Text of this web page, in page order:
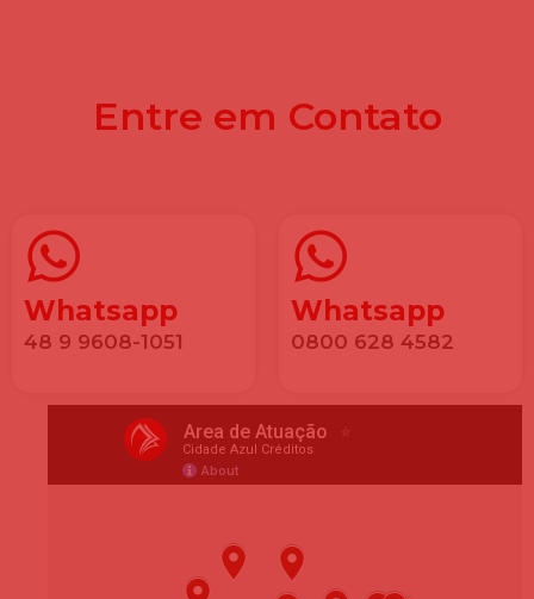
Entre em Contato
Whatsapp
48 9 9608-1051
Whatsapp
0800 628 4582